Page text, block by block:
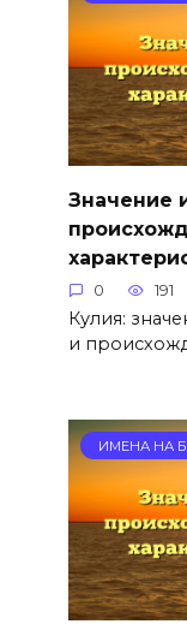
Значение
0 191
Кулия:
и
ИМЕНА НА